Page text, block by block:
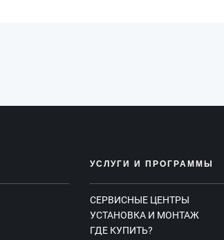
УСЛУГИ И ПРОГРАММЫ
СЕРВИСНЫЕ ЦЕНТРЫ
УСТАНОВКА И МОНТАЖ
ГДЕ КУПИТЬ?